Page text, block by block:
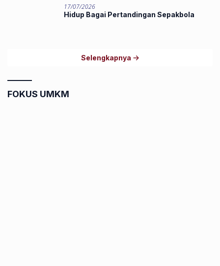
17/07/2026
Hidup Bagai Pertandingan Sepakbola
Selengkapnya
FOKUS UMKM